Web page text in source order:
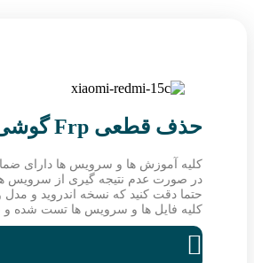
حذف قطعی Frp گوشی شیائومی Redmi 15C 5G
کلیه آموزش ها و سرویس ها دارای
در صورت عدم نتیجه گیری از سرویس
حتما دقت کنید که نسخه اندروید و مدل
کلیه فایل ها و سرویس ها تست شده و
